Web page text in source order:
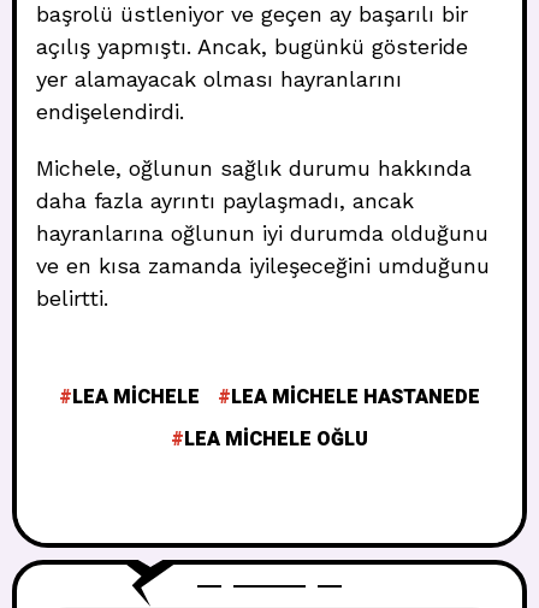
başrolü üstleniyor ve geçen ay başarılı bir
açılış yapmıştı. Ancak, bugünkü gösteride
yer alamayacak olması hayranlarını
endişelendirdi.
Michele, oğlunun sağlık durumu hakkında
daha fazla ayrıntı paylaşmadı, ancak
hayranlarına oğlunun iyi durumda olduğunu
ve en kısa zamanda iyileşeceğini umduğunu
belirtti.
LEA MICHELE
LEA MICHELE HASTANEDE
LEA MICHELE OĞLU